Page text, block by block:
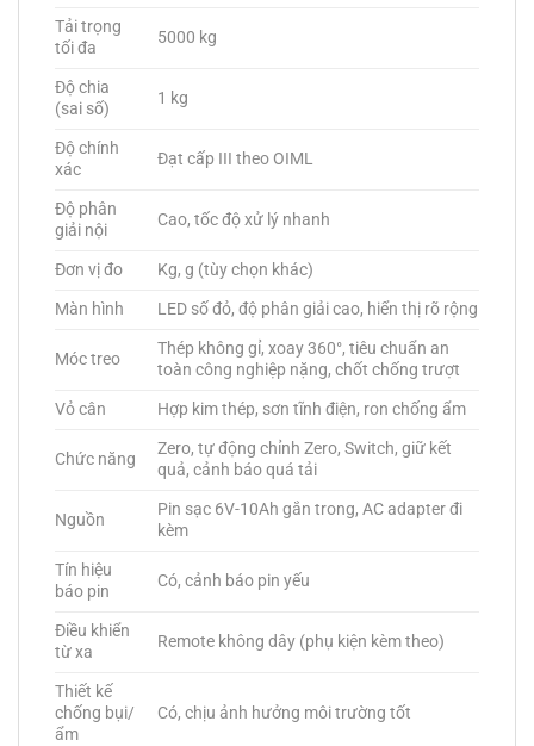
Tải trọng
tối đa
5000 kg
Độ chia
(sai số)
1 kg
Độ chính
xác
Đạt cấp III theo OIML
Độ phân
giải nội
Cao, tốc độ xử lý nhanh
Đơn vị đo
Kg, g (tùy chọn khác)
Màn hình
LED số đỏ, độ phân giải cao, hiển thị rõ rộng
Móc treo
Thép không gỉ, xoay 360°, tiêu chuẩn an
toàn công nghiệp nặng, chốt chống trượt
Vỏ cân
Hợp kim thép, sơn tĩnh điện, ron chống ẩm
Chức năng
Zero, tự động chỉnh Zero, Switch, giữ kết
quả, cảnh báo quá tải
Nguồn
Pin sạc 6V-10Ah gắn trong, AC adapter đi
kèm
Tín hiệu
báo pin
Có, cảnh báo pin yếu
Điều khiển
từ xa
Remote không dây (phụ kiện kèm theo)
Thiết kế
chống bụi/
ẩm
Có, chịu ảnh hưởng môi trường tốt